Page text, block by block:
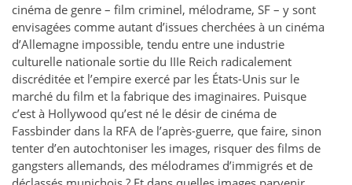
cinéma de genre – film criminel, mélodrame, SF – y sont
envisagées comme autant d’issues cherchées à un cinéma
d’Allemagne impossible, tendu entre une industrie
culturelle nationale sortie du IIIe Reich radicalement
discréditée et l’empire exercé par les États-Unis sur le
marché du film et la fabrique des imaginaires. Puisque
c’est à Hollywood qu’est né le désir de cinéma de
Fassbinder dans la RFA de l’après-guerre, que faire, sinon
tenter d’en autochtoniser les images, risquer des films de
gangsters allemands, des mélodrames d’immigrés et de